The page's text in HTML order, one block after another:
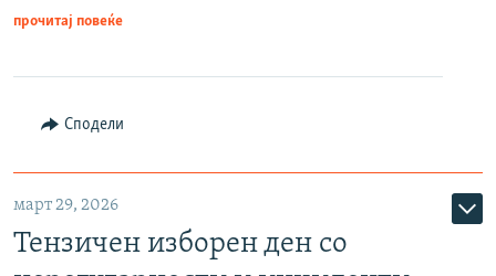
прочитај повеќе
Сподели
март 29, 2026
Тензичен изборен ден со